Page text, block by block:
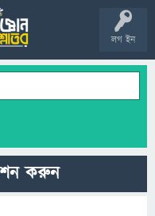
লগ ইন
করুন